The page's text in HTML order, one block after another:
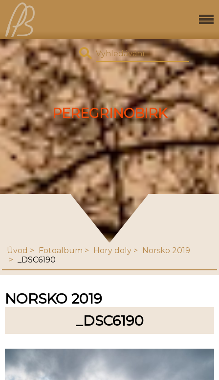
PEREGRINOBIRK
Úvod Fotoalbum Hory doly
Norsko 2019
_DSC6190
NORSKO 2019
_DSC6190